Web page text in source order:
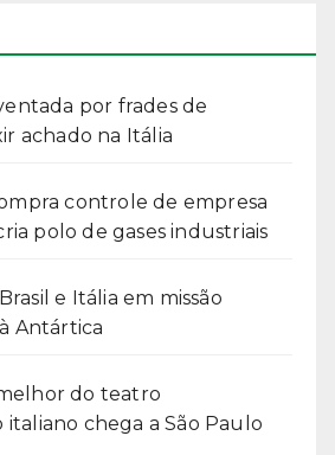
por frades de
achado na Itália
controle de empresa
polo de gases industriais
e Itália em missão
Antártica
do teatro
chega a São Paulo